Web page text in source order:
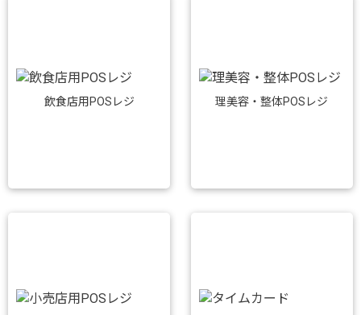
飲食店用POSレジ 理美容・整体POSレジ